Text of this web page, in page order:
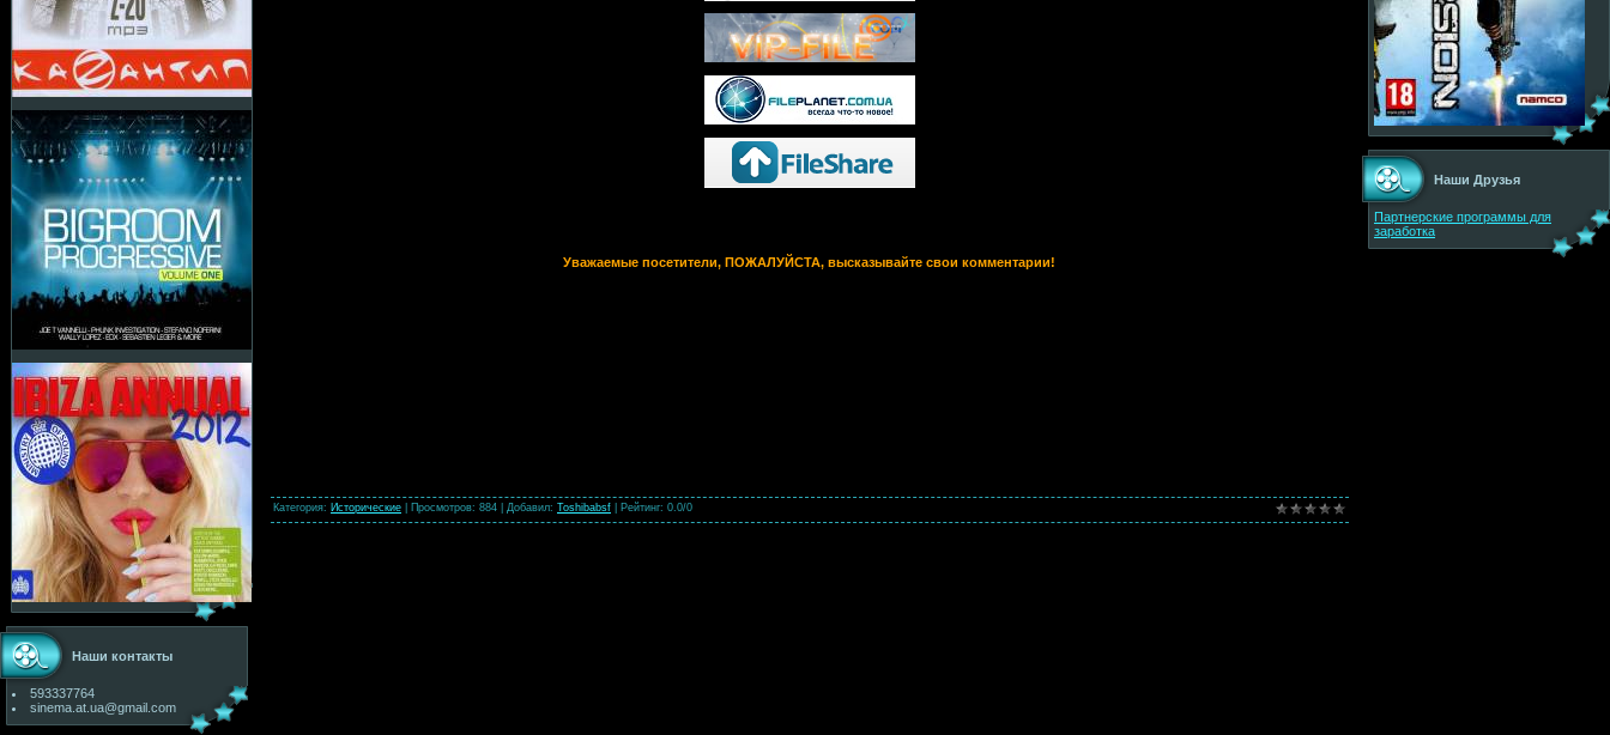
Наши контакты
593337764
sinema.at.ua@gmail.com
Уважаемые посетители, ПОЖАЛУЙСТА, высказывайте свои комментарии!
Категория: Исторические Просмотров: 884 | Добавил: Toshibabsf Рейтинг: 0.0/0
Наши Друзья
Партнерские программы для
заработка